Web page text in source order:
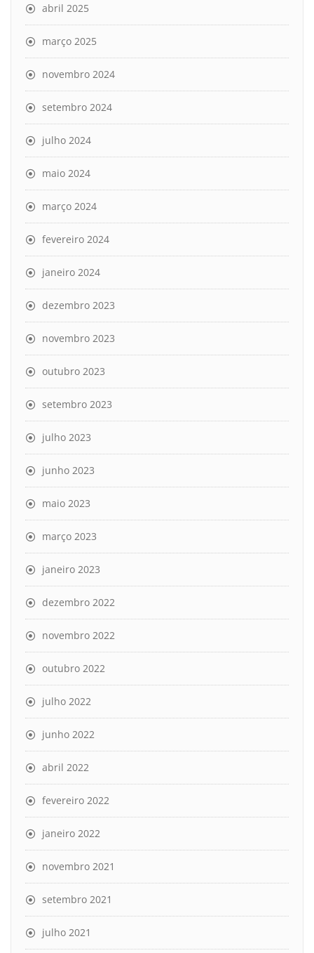
abril 2025
março 2025
novembro 2024
setembro 2024
julho 2024
maio 2024
março 2024
fevereiro 2024
janeiro 2024
dezembro 2023
novembro 2023
outubro 2023
setembro 2023
julho 2023
junho 2023
maio 2023
março 2023
janeiro 2023
dezembro 2022
novembro 2022
outubro 2022
julho 2022
junho 2022
abril 2022
fevereiro 2022
janeiro 2022
novembro 2021
setembro 2021
julho 2021